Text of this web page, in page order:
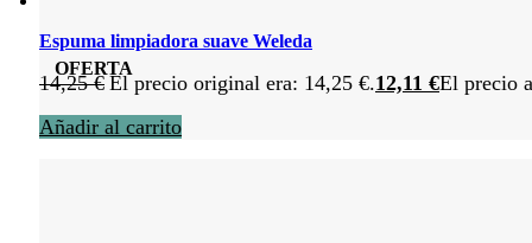
OFERTA
Espuma limpiadora suave Weleda
14,25€ El precio original era: 14,25 €.12,11 €El precio
Añadir al carrito